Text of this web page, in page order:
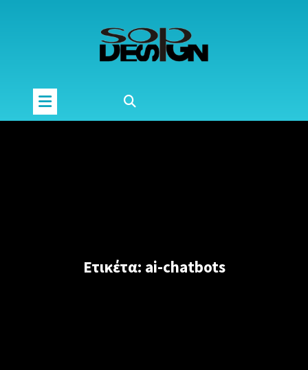
Ετικέτα: ai-chatbots